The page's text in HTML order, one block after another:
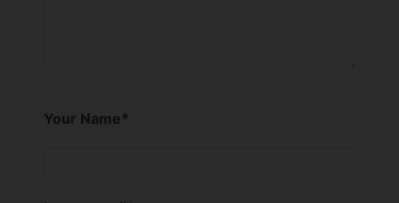
Your Name*